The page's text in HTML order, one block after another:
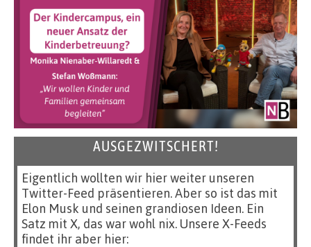
AUSGEZWITSCHERT!
Eigentlich wollten wir hier weiter unseren
Twitter-Feed präsentieren. Aber so ist das mit
Elon Musk und seinen grandiosen Ideen. Ein
Satz mit X, das war wohl nix. Unsere X-Feeds
findet ihr aber hier: